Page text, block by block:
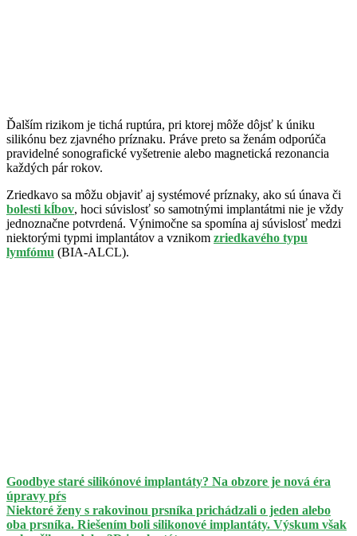
Ďalším rizikom je tichá ruptúra, pri ktorej môže dôjsť k úniku
silikónu bez zjavného príznaku. Práve preto sa ženám odporúča
pravidelné sonografické vyšetrenie alebo magnetická rezonancia
každých pár rokov.
Zriedkavo sa môžu objaviť aj systémové príznaky, ako sú únava či
bolesti kĺbov, hoci súvislosť so samotnými implantátmi nie je vždy
jednoznačne potvrdená. Výnimočne sa spomína aj súvislosť medzi
niektorými typmi implantátov a vznikom zriedkavého typu
lymfómu (BIA-ALCL).
Goodbye staré silikónové implantáty? Na obzore je nová éra
úpravy pŕs
Niektoré ženy s rakovinou prsníka prichádzali o jeden alebo
oba prsníka. Riešením boli silikonové implantáty. Výskum však